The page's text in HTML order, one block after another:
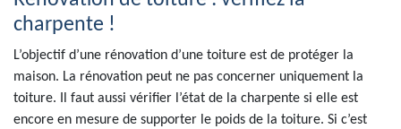
charpente !
L’objectif d’une rénovation d’une toiture est de protéger la
maison. La rénovation peut ne pas concerner uniquement la
toiture. Il faut aussi vérifier l’état de la charpente si elle est
encore en mesure de supporter le poids de la toiture. Si c’est